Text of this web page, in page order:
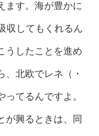
ます。海が豊かに
収してもくれるん
うしたことを進め
、北欧でレネ（・
てるんですよ。
が興るときは、同